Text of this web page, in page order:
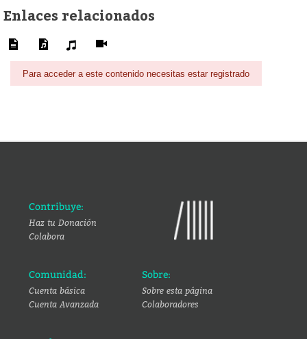
Enlaces relacionados
Para acceder a este contenido necesitas estar registrado
Contribuye:
Haz tu Donación
Colabora
Comunidad:
Cuenta básica
Cuenta Avanzada
Sobre:
Sobre esta página
Colaboradores